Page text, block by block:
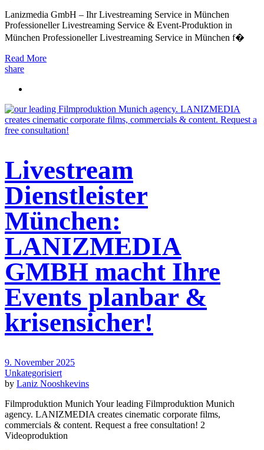
Lanizmedia GmbH – Ihr Livestreaming Service in München
Professioneller Livestreaming Service & Event-Produktion in
München Professioneller Livestreaming Service in München f�
Read More
share
Livestream
Dienstleister
München:
LANIZMEDIA
GMBH macht Ihre
Events planbar &
krisensicher!
9. November 2025
Unkategorisiert
by Laniz Nooshkevins
Filmproduktion Munich Your leading Filmproduktion Munich
agency. LANIZMEDIA creates cinematic corporate films,
commercials & content. Request a free consultation! 2
Videoproduktion